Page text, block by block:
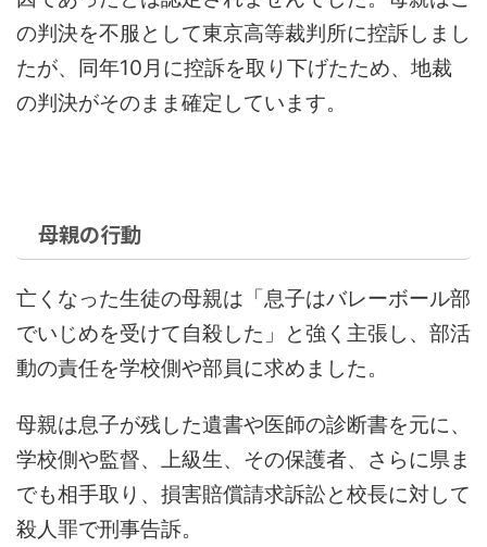
の判決を不服として東京高等裁判所に控訴しまし
たが、同年10月に控訴を取り下げたため、地裁
の判決がそのまま確定しています。
母親の行動
亡くなった生徒の母親は「息子はバレーボール部
でいじめを受けて自殺した」と強く主張し、部活
動の責任を学校側や部員に求めました。
母親は息子が残した遺書や医師の診断書を元に、
学校側や監督、上級生、その保護者、さらに県ま
でも相手取り、損害賠償請求訴訟と校長に対して
殺人罪で刑事告訴。